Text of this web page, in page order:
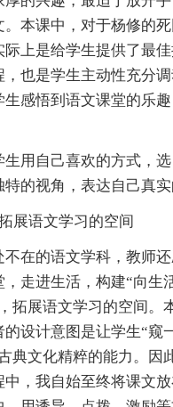
本课中，对于杨修的
际上是给学生提供了最
也是学生主动性充分
感悟到语文课堂的乐
生用自己喜欢的方式，
的视角，表达自己真实
展语文学习的空间
在的语文学科，教师
走进生活，构建“向生
拓展语文学习的空间。
设计意图是让学生“窥
典文化精粹的能力。因
中，我自始至终将课文